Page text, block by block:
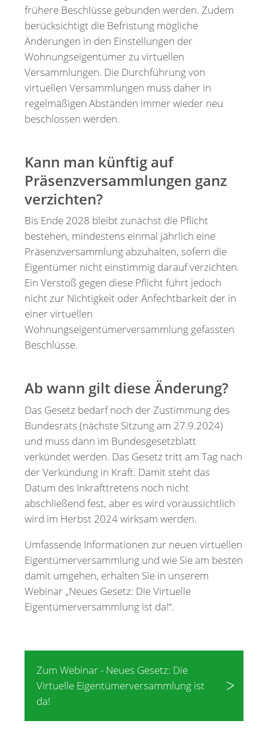
frühere Beschlüsse gebunden werden. Zudem
berücksichtigt die Befristung mögliche
Änderungen in den Einstellungen der
Wohnungseigentümer zu virtuellen
Versammlungen. Die Durchführung von
virtuellen Versammlungen muss daher in
regelmäßigen Abständen immer wieder neu
beschlossen werden.
Kann man künftig auf
Präsenzversammlungen ganz
verzichten?
Bis Ende 2028 bleibt zunächst die Pflicht
bestehen, mindestens einmal jährlich eine
Präsenzversammlung abzuhalten, sofern die
Eigentümer nicht einstimmig darauf verzichten.
Ein Verstoß gegen diese Pflicht führt jedoch
nicht zur Nichtigkeit oder Anfechtbarkeit der in
einer virtuellen
Wohnungseigentümerversammlung gefassten
Beschlüsse.
Ab wann gilt diese Änderung?
Das Gesetz bedarf noch der Zustimmung des
Bundesrats (nächste Sitzung am 27.9.2024)
und muss dann im Bundesgesetzblatt
verkündet werden. Das Gesetz tritt am Tag nach
der Verkündung in Kraft. Damit steht das
Datum des Inkrafttretens noch nicht
abschließend fest, aber es wird voraussichtlich
wird im Herbst 2024 wirksam werden.
Umfassende Informationen zur neuen virtuellen
Eigentümerversammlung und wie Sie am besten
damit umgehen, erhalten Sie in unserem
Webinar „Neues Gesetz: Die Virtuelle
Eigentümerversammlung ist da!“.
Zum Webinar - Neues Gesetz: Die
Virtuelle Eigentümerversammlung ist
da!